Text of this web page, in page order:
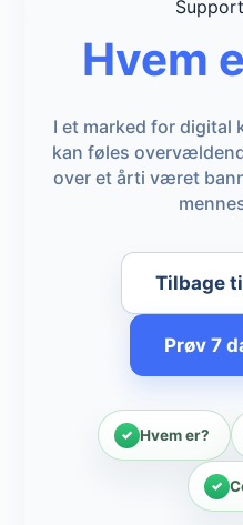
Hvem
I et marked for digital
kan føles
over et årti været
Tilbage
Prøv 7
Hvem er?